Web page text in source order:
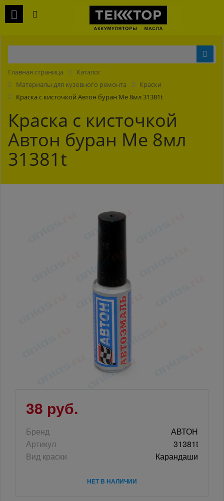
Главная страница
Каталог
Материалы для кузовного ремонта
Краски
Краска с кисточкой Автон буран Ме 8мл 31381t
Краска с кисточкой
Автон буран Ме 8мл
31381t
38 руб.
Бренд
АВТОН
Артикул
31381t
Вид краски
Карандаши
НЕТ В НАЛИЧИИ